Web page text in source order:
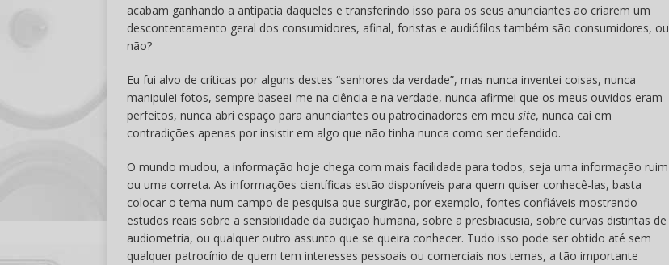
acabam ganhando a antipatia daqueles e transferindo isso para os seus anunciantes ao criarem um
descontentamento geral dos consumidores, afinal, foristas e audiófilos também são consumidores, ou
não?
Eu fui alvo de críticas por alguns destes “senhores da verdade”, mas nunca inventei coisas, nunca
manipulei fotos, sempre baseei-me na ciência e na verdade, nunca afirmei que os meus ouvidos eram
perfeitos, nunca abri espaço para anunciantes ou patrocinadores em meu site, nunca caí em
contradições apenas por insistir em algo que não tinha nunca como ser defendido.
O mundo mudou, a informação hoje chega com mais facilidade para todos, seja uma informação ruim
ou uma correta. As informações científicas estão disponíveis para quem quiser conhecê-las, basta
colocar o tema num campo de pesquisa que surgirão, por exemplo, fontes confiáveis mostrando
estudos reais sobre a sensibilidade da audição humana, sobre a presbiacusia, sobre curvas distintas de
audiometria, ou qualquer outro assunto que se queira conhecer. Tudo isso pode ser obtido até sem
qualquer patrocínio de quem tem interesses pessoais ou comerciais nos temas, a tão importante